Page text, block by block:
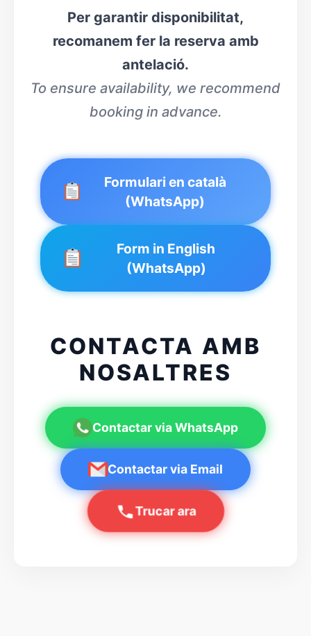
Per garantir disponibilitat,
recomanem fer la reserva amb
antelació.
To ensure availability, we recommend
booking in advance.
Formulari en català
(WhatsApp)
Form in English
(WhatsApp)
CONTACTA AMB
NOSALTRES
Contactar via WhatsApp
Contactar via Email
Trucar ara